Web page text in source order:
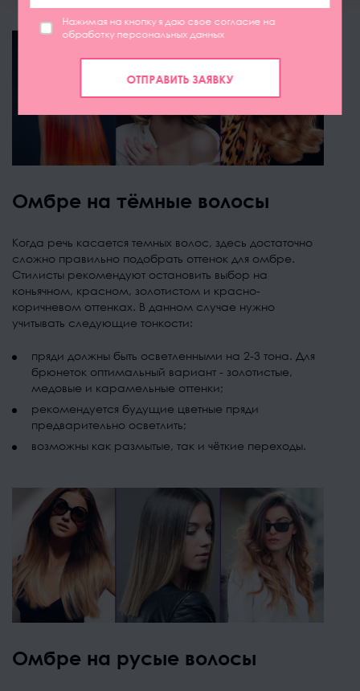
Омбре на тёмные волосы
Когда речь касается темных волос, здесь достаточно
сложно правильно подобрать оттенок для омбре.
Стилисты рекомендуют остановить выбор на
коньячном, красном, золотистом и красно-
коричневом оттенках. В данном случае нужно
учитывать следующие тонкости:
пряди должны быть осветленными на 2-3 тона. Для
брюнеток оптимальный вариант - золотистые,
медовые и карамельные оттенки;
рекомендуется будущие цветные пряди
предварительно осветлить;
возможны как размытые, так и чёткие переходы.
Омбре на русые волосы
Нажимая на кнопку я даю свое согласие на
обработку персональных данных
ОТПРАВИТЬ ЗАЯВКУ